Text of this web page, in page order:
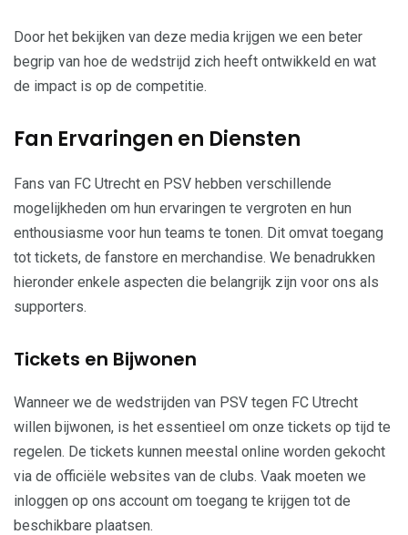
Door het bekijken van deze media krijgen we een beter
begrip van hoe de wedstrijd zich heeft ontwikkeld en wat
de impact is op de competitie.
Fan Ervaringen en Diensten
Fans van FC Utrecht en PSV hebben verschillende
mogelijkheden om hun ervaringen te vergroten en hun
enthousiasme voor hun teams te tonen. Dit omvat toegang
tot tickets, de fanstore en merchandise. We benadrukken
hieronder enkele aspecten die belangrijk zijn voor ons als
supporters.
Tickets en Bijwonen
Wanneer we de wedstrijden van PSV tegen FC Utrecht
willen bijwonen, is het essentieel om onze tickets op tijd te
regelen. De tickets kunnen meestal online worden gekocht
via de officiële websites van de clubs. Vaak moeten we
inloggen op ons account om toegang te krijgen tot de
beschikbare plaatsen.